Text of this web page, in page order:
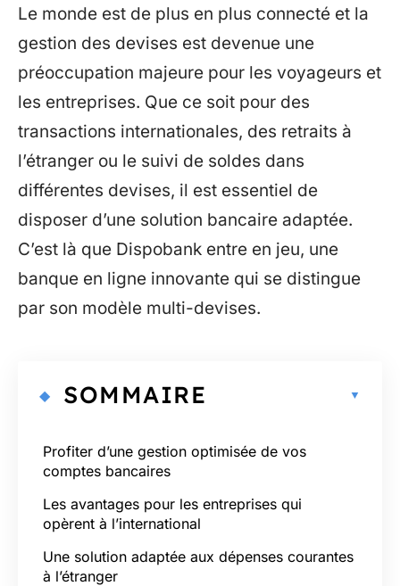
Le monde est de plus en plus connecté et la
gestion des devises est devenue une
préoccupation majeure pour les voyageurs et
les entreprises. Que ce soit pour des
transactions internationales, des retraits à
l’étranger ou le suivi de soldes dans
différentes devises, il est essentiel de
disposer d’une solution bancaire adaptée.
C’est là que Dispobank entre en jeu, une
banque en ligne innovante qui se distingue
par son modèle multi-devises.
SOMMAIRE
Profiter d’une gestion optimisée de vos
comptes bancaires
Les avantages pour les entreprises qui
opèrent à l’international
Une solution adaptée aux dépenses courantes
à l’étranger